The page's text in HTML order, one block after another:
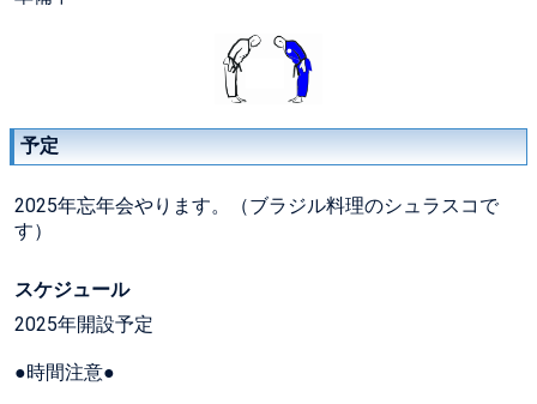
予定
2025年忘年会やります。（ブラジル料理のシュラスコで
す）
スケジュール
2025年開設予定
●時間注意●